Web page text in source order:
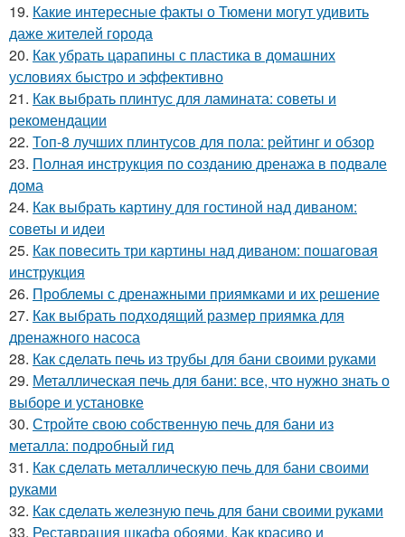
19. Какие интересные факты о Тюмени могут удивить
даже жителей города
20. Как убрать царапины с пластика в домашних
условиях быстро и эффективно
21. Как выбрать плинтус для ламината: советы и
рекомендации
22. Топ-8 лучших плинтусов для пола: рейтинг и обзор
23. Полная инструкция по созданию дренажа в подвале
дома
24. Как выбрать картину для гостиной над диваном:
советы и идеи
25. Как повесить три картины над диваном: пошаговая
инструкция
26. Проблемы с дренажными приямками и их решение
27. Как выбрать подходящий размер приямка для
дренажного насоса
28. Как сделать печь из трубы для бани своими руками
29. Металлическая печь для бани: все, что нужно знать о
выборе и установке
30. Стройте свою собственную печь для бани из
металла: подробный гид
31. Как сделать металлическую печь для бани своими
руками
32. Как сделать железную печь для бани своими руками
33. Реставрация шкафа обоями. Как красиво и